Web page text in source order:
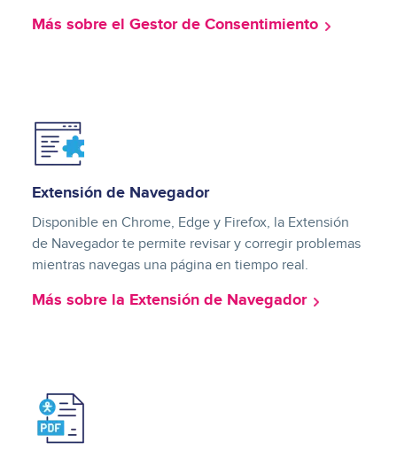
Más sobre el Gestor de Consentimiento
Image
Extensión de Navegador
Disponible en Chrome, Edge y Firefox, la Extensión
de Navegador te permite revisar y corregir problemas
mientras navegas una página en tiempo real.
Más sobre la Extensión de Navegador
Image